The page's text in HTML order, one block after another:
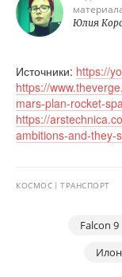
Юлия
Источники: https://
https://
mars-plan-rocket-
https://
ambitions-and-they-
КОСМОС ТРАНСПОРТ
Falcon 9